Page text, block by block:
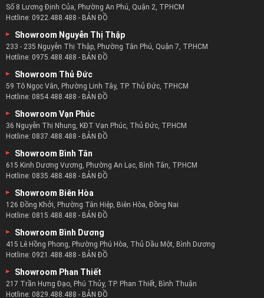
Số 8 Lương Định Của, Phường An Phú, Quận 2, TP.HCM
Hotline: 0922.488.488 - BẢN ĐỒ
Showroom Nguyễn Thị Thập
233 - 235 Nguyễn Thị Thập, Phường Tân Phú, Quận 7, TP.HCM
Hotline: 0975.488.488 - BẢN ĐỒ
Showroom Thủ Đức
59 Tô Ngọc Vân, Phường Linh Tây, TP. Thủ Đức, TP.HCM
Hotline: 0854.488.488 - BẢN ĐỒ
Showroom Vạn Phúc
36 Nguyễn Thị Nhung, KĐT Vạn Phúc, Thủ Đức, TP.HCM
Hotline: 0837.488.488 - BẢN ĐỒ
Showroom Bình Tân
615 Kinh Dương Vương, Phường An Lạc, Bình Tân, TP.HCM
Hotline: 0835.488.488 - BẢN ĐỒ
Showroom Biên Hòa
126 Đồng Khởi, Phường Tân Hiệp, Biên Hòa, Đồng Nai
Hotline: 0815.488.488 - BẢN ĐỒ
Showroom Bình Dương
415 Lê Hồng Phong, Phường Phú Hòa, Thủ Dầu Một, Bình Dương
Hotline: 0921.488.488 - BẢN ĐỒ
Showroom Phan Thiết
217 Trần Hưng Đạo, Phú Thủy, TP. Phan Thiết, Bình Thuận
Hotline: 0829.488.488 - BẢN ĐỒ